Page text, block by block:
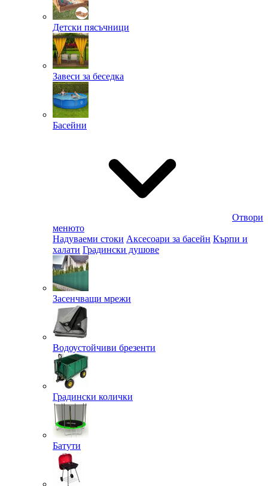
Детски пясъчници
Завеси за беседка
Басейни
Отвори
менюто
Надуваеми стоки Аксесоари за басейн Кърпи и
халати Градински душове
Засенчващи мрежи
Водоустойчиви брезенти
Градински колички
Батути